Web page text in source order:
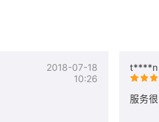
2018-07-18
10:26
t****n
服务